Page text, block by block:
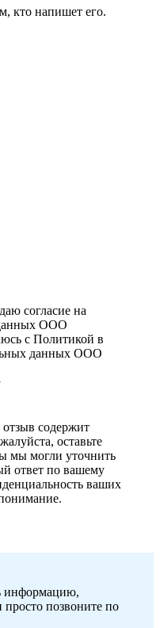
кто напишет его.
согласие на
ООО
с Политикой в
данных ООО
отзыв содержит
оставьте
мы могли уточнить
ответ по вашему
ваших
информацию,
просто позвоните по